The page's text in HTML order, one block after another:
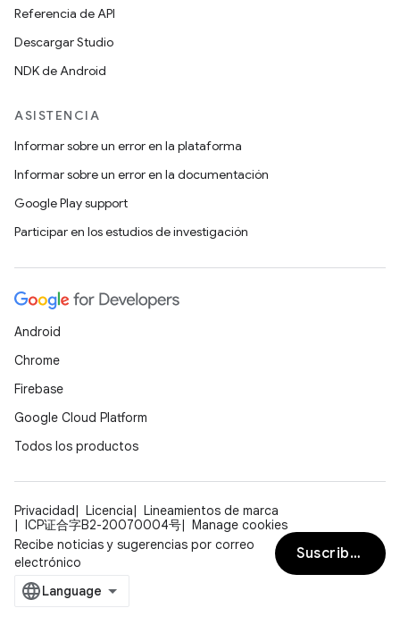
Referencia de API
Descargar Studio
NDK de Android
ASISTENCIA
Informar sobre un error en la plataforma
Informar sobre un error en la documentación
Google Play support
Participar en los estudios de investigación
Android
Chrome
Firebase
Google Cloud Platform
Todos los productos
Privacidad Licencia
Lineamientos de marca
ICP证合字B2-20070004号
Manage cookies
Recibe noticias y sugerencias por correo
electrónico
Suscribirse